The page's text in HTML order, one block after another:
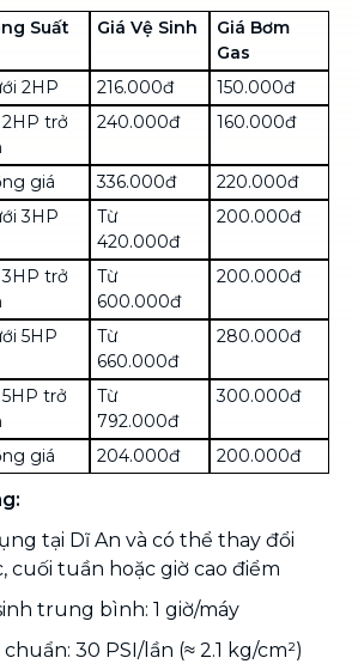
Suất Giá Vệ Sinh
Giá Bơm
Gas
2HP 216.000đ
150.000đ
2HP trở
240.000đ 160.000đ
giá 336.000đ
220.000đ
3HP
Từ
420.000đ
200.000đ
3HP trở
Từ
600.000đ
200.000đ
5HP
Từ
660.000đ
280.000đ
5HP trở
Từ
792.000đ
300.000đ
giá 204.000đ 200.000đ
tại Dĩ An và có thể thay đổi
cuối tuần hoặc giờ cao điểm
trung bình: 1 giờ/máy
30 PSI/lần (≈ 2.1 kg/cm²)